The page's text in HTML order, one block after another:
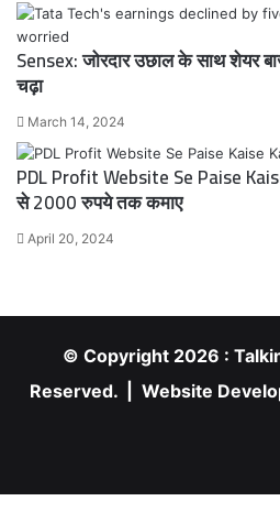
Sensex: जोरदार उछाल के साथ शेयर
चढ़ा
March 14, 2024
PDL Profit Website Se Paise
से 2000 रुपये तक कमाए
April 20, 2024
© Copyright 2026 :
Reserved. | Website